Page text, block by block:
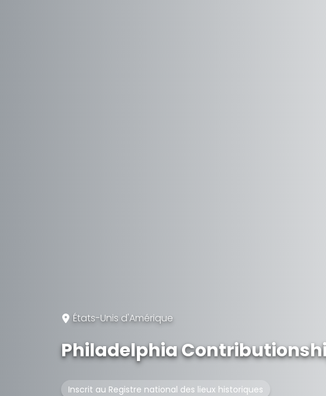
États-Unis d'Amérique
Philadelphia
Inscrit au Registre national des lieux historiques